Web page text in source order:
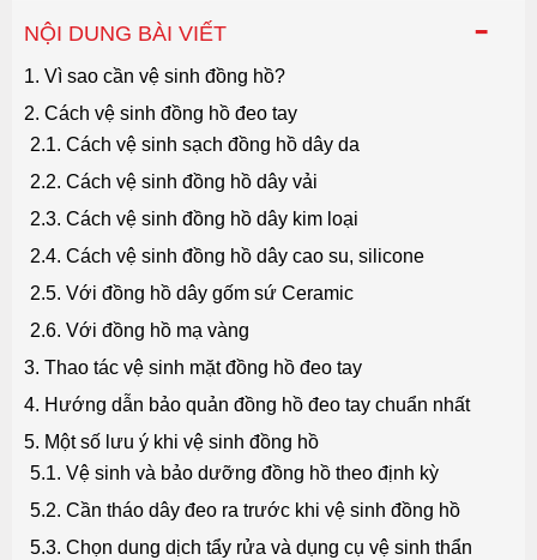
-
NỘI DUNG BÀI VIẾT
1. Vì sao cần vệ sinh đồng hồ?
2. Cách vệ sinh đồng hồ đeo tay
2.1. Cách vệ sinh sạch đồng hồ dây da
2.2. Cách vệ sinh đồng hồ dây vải
2.3. Cách vệ sinh đồng hồ dây kim loại
2.4. Cách vệ sinh đồng hồ dây cao su, silicone
2.5. Với đồng hồ dây gốm sứ Ceramic
2.6. Với đồng hồ mạ vàng
3. Thao tác vệ sinh mặt đồng hồ đeo tay
4. Hướng dẫn bảo quản đồng hồ đeo tay chuẩn nhất
5. Một số lưu ý khi vệ sinh đồng hồ
5.1. Vệ sinh và bảo dưỡng đồng hồ theo định kỳ
5.2. Cần tháo dây đeo ra trước khi vệ sinh đồng hồ
5.3. Chọn dung dịch tẩy rửa và dụng cụ vệ sinh thẩn